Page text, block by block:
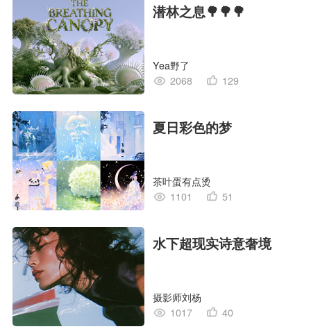
潜林之息🌳🌳🌳
Yea野了
2068
129
夏日彩色的梦
茶叶蛋有点烫
1101
51
水下超现实诗意奢境
摄影师刘杨
1017
40